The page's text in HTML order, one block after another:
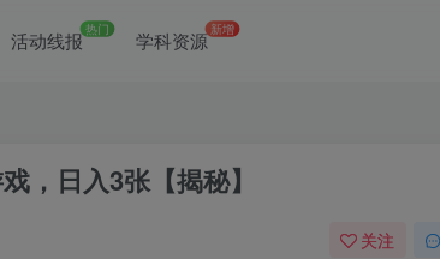
活动线报热门 学科资源 新增
，日入3张【揭秘】
关注